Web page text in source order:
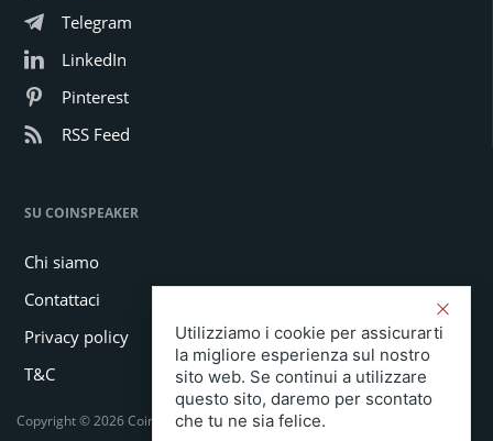
Telegram
LinkedIn
Pinterest
RSS Feed
SU COINSPEAKER
Chi siamo
Contattaci
Privacy policy
T&C
Copyright © 2026 Coinspeaker LTD. All rights reserved.
Utilizziamo i cookie per assicurarti
la migliore esperienza sul nostro
sito web. Se continui a utilizzare
questo sito, daremo per scontato
che tu ne sia felice.